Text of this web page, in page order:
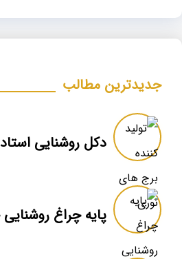
جدیدترین مطالب
پایه چراغ